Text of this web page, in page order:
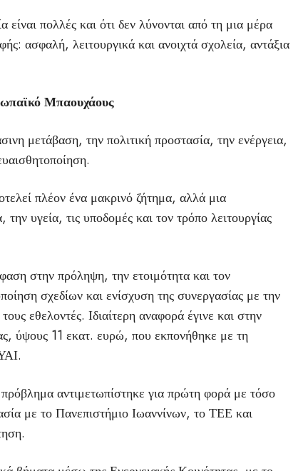
πολλές και ότι δεν λύνονται από τη μια μέρα
ασφαλή, λειτουργικά και ανοιχτά σχολεία, αντάξια
Μπαουχάους
μετάβαση, την πολιτική προστασία, την ενέργεια,
πλέον ένα μακρινό ζήτημα, αλλά μια
υγεία, τις υποδομές και τον τρόπο λειτουργίας
στην πρόληψη, την ετοιμότητα και τον
σχεδίων και ενίσχυση της συνεργασίας με την
εθελοντές. Ιδιαίτερη αναφορά έγινε και στην
ύψους 11 εκατ. ευρώ, που εκπονήθηκε με τη
αντιμετωπίστηκε για πρώτη φορά με τόσο
με το Πανεπιστήμιο Ιωαννίνων, το ΤΕΕ και